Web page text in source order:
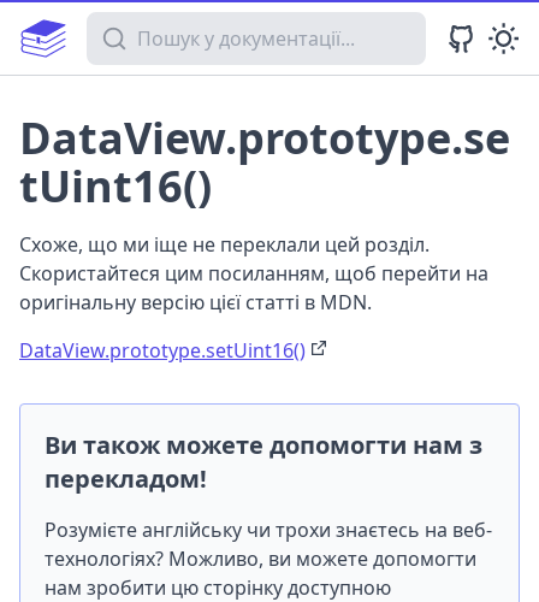
Пошук у документації
DataView.prototype.se
tUint16()
Схоже, що ми іще не переклали цей розділ.
Скористайтеся цим посиланням, щоб перейти на
оригінальну версію цієї статті в MDN.
DataView.prototype.setUint16()
Ви також можете допомогти нам з
перекладом!
Розумієте англійську чи трохи знаєтесь на веб-
технологіях? Можливо, ви можете допомогти
нам зробити цю сторінку доступною